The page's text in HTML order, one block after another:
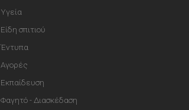
Υγεία
Είδη σπιτιού
Έντυπα
Αγορές
Εκπαίδευση
Φαγητό - Διασκέδαση